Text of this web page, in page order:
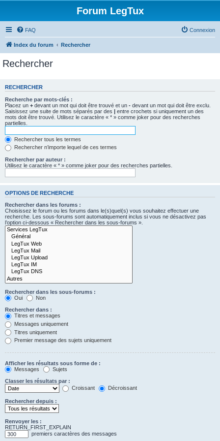
Forum LegTux
FAQ Connexion
Index du forum Rechercher
Rechercher
RECHERCHER
Recherche par mots-clés :
Placez un + devant un mot qui doit être trouvé et un - devant un mot qui doit être exclu.
Saisissez une suite de mots séparés par des | entre crochets si uniquement un des
mots doit être trouvé. Utilisez le caractère « * » comme joker pour des recherches
partielles.
Rechercher tous les termes
Rechercher n’importe lequel de ces termes
Rechercher par auteur :
Utilisez le caractère « * » comme joker pour des recherches partielles.
OPTIONS DE RECHERCHE
Rechercher dans les forums :
Choisissez le forum ou les forums dans le(s)quel(s) vous souhaitez effectuer une
recherche. Les sous-forums sont automatiquement inclus si vous ne désactivez pas
l’option ci-dessous « Rechercher dans les sous-forums ».
Rechercher dans les sous-forums :
Oui
Non
Rechercher dans :
Titres et messages
Messages uniquement
Titres uniquement
Premier message des sujets uniquement
Afficher les résultats sous forme de :
Messages
Sujets
Classer les résultats par :
Croissant
Décroissant
Rechercher depuis :
Renvoyer les :
RETURN_FIRST_EXPLAIN
premiers caractères des messages